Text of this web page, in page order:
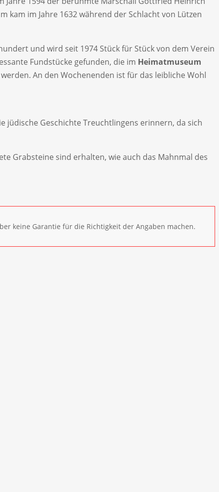
kam im Jahre 1632 während der Schlacht von Lützen
und wird seit 1974 Stück für Stück von dem Verein
Fundstücke gefunden, die im Heimatmuseum
An den Wochenenden ist für das leibliche Wohl
jüdische Geschichte Treuchtlingens erinnern, da sich
Grabsteine sind erhalten, wie auch das Mahnmal des
keine Garantie für die Richtigkeit der Angaben machen.